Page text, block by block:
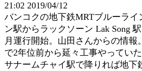
21:02 2019/04/12
バンコクの地下鉄MRTブルーライ
ン駅からラックソーン Lak Song
月運行開始。山田さんからの情報
で2年位前から延々工事やってい
サナームチャイ駅で降りれば地下